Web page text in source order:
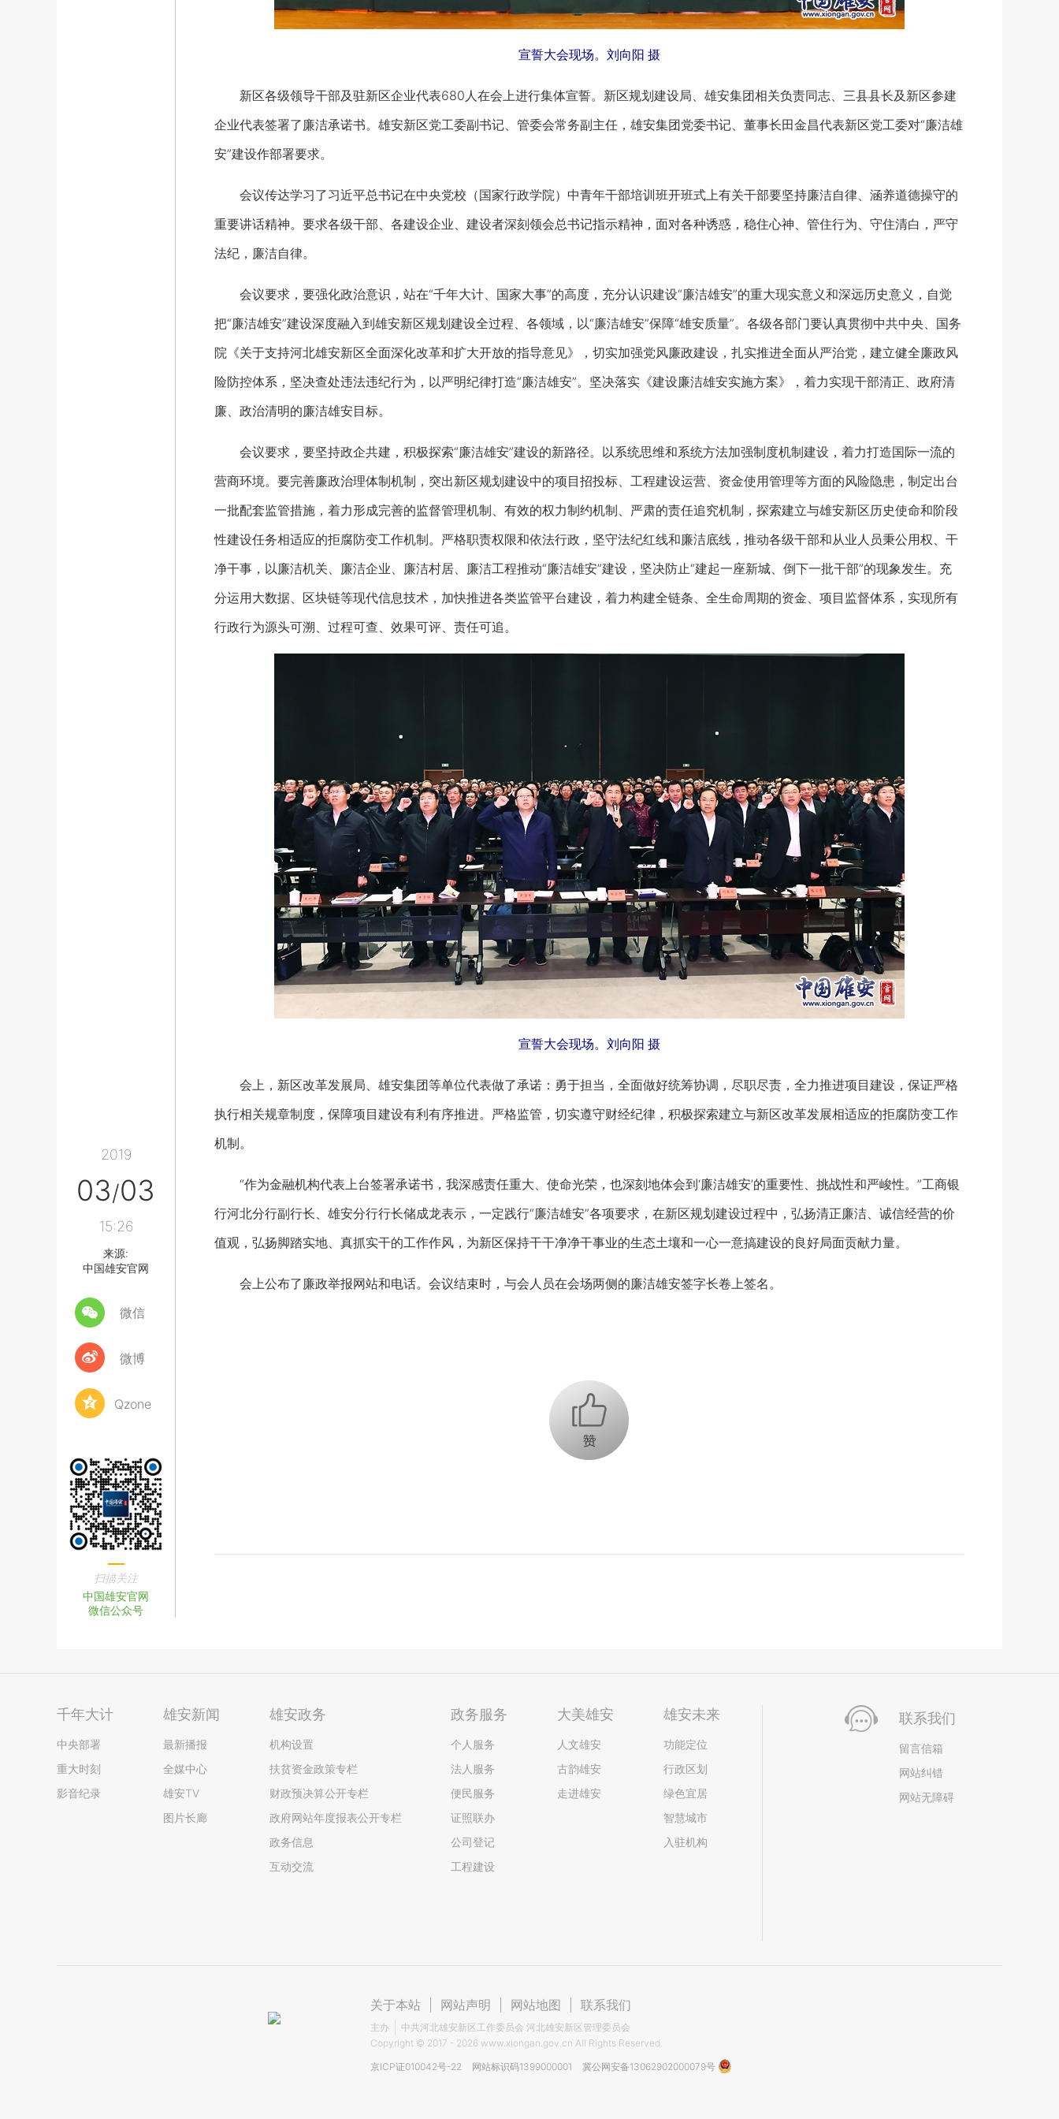
2019
03/03
15:26
来源:
中国雄安官网
微信
微博
Qzone
扫描关注
中国雄安官网
微信公众号
宣誓大会现场。刘向阳 摄
新区各级领导干部及驻新区企业代表680人在会上进行集体宣誓。新区规划建设局、雄安集团相关负责同志、三县县长及新区参建
企业代表签署了廉洁承诺书。雄安新区党工委副书记、管委会常务副主任，雄安集团党委书记、董事长田金昌代表新区党工委对“廉洁雄
安”建设作部署要求。
会议传达学习了习近平总书记在中央党校（国家行政学院）中青年干部培训班开班式上有关干部要坚持廉洁自律、涵养道德操守的
重要讲话精神。要求各级干部、各建设企业、建设者深刻领会总书记指示精神，面对各种诱惑，稳住心神、管住行为、守住清白，严守
法纪，廉洁自律。
会议要求，要强化政治意识，站在“千年大计、国家大事”的高度，充分认识建设“廉洁雄安”的重大现实意义和深远历史意义，自觉
把“廉洁雄安”建设深度融入到雄安新区规划建设全过程、各领域，以“廉洁雄安”保障“雄安质量”。各级各部门要认真贯彻中共中央、国务
院《关于支持河北雄安新区全面深化改革和扩大开放的指导意见》，切实加强党风廉政建设，扎实推进全面从严治党，建立健全廉政风
险防控体系，坚决查处违法违纪行为，以严明纪律打造“廉洁雄安”。坚决落实《建设廉洁雄安实施方案》，着力实现干部清正、政府清
廉、政治清明的廉洁雄安目标。
会议要求，要坚持政企共建，积极探索“廉洁雄安”建设的新路径。以系统思维和系统方法加强制度机制建设，着力打造国际一流的
营商环境。要完善廉政治理体制机制，突出新区规划建设中的项目招投标、工程建设运营、资金使用管理等方面的风险隐患，制定出台
一批配套监管措施，着力形成完善的监督管理机制、有效的权力制约机制、严肃的责任追究机制，探索建立与雄安新区历史使命和阶段
性建设任务相适应的拒腐防变工作机制。严格职责权限和依法行政，坚守法纪红线和廉洁底线，推动各级干部和从业人员秉公用权、干
净干事，以廉洁机关、廉洁企业、廉洁村居、廉洁工程推动“廉洁雄安”建设，坚决防止“建起一座新城、倒下一批干部”的现象发生。充
分运用大数据、区块链等现代信息技术，加快推进各类监管平台建设，着力构建全链条、全生命周期的资金、项目监督体系，实现所有
行政行为源头可溯、过程可查、效果可评、责任可追。
宣誓大会现场。刘向阳 摄
会上，新区改革发展局、雄安集团等单位代表做了承诺：勇于担当，全面做好统筹协调，尽职尽责，全力推进项目建设，保证严格
执行相关规章制度，保障项目建设有利有序推进。严格监管，切实遵守财经纪律，积极探索建立与新区改革发展相适应的拒腐防变工作
机制。
“作为金融机构代表上台签署承诺书，我深感责任重大、使命光荣，也深刻地体会到‘廉洁雄安’的重要性、挑战性和严峻性。”工商银
行河北分行副行长、雄安分行行长储成龙表示，一定践行“廉洁雄安”各项要求，在新区规划建设过程中，弘扬清正廉洁、诚信经营的价
值观，弘扬脚踏实地、真抓实干的工作作风，为新区保持干干净净干事业的生态土壤和一心一意搞建设的良好局面贡献力量。
会上公布了廉政举报网站和电话。会议结束时，与会人员在会场两侧的廉洁雄安签字长卷上签名。
+1
千年大计
中央部署
重大时刻
影音纪录
雄安新闻
最新播报
全媒中心
雄安TV
图片长廊
雄安政务
机构设置
扶贫资金政策专栏
财政预决算公开专栏
政府网站年度报表公开专栏
政务信息
互动交流
政务服务
个人服务
法人服务
便民服务
证照联办
公司登记
工程建设
大美雄安
人文雄安
古韵雄安
走进雄安
雄安未来
功能定位
行政区划
绿色宜居
智慧城市
入驻机构
联系我们
留言信箱
网站纠错
网站无障碍
关于本站 网站声明 网站地图 联系我们
主办
中共河北雄安新区工作委员会 河北雄安新区管理委员会
Copyright © 2017 - 2026 www.xiongan.gov.cn All Rights Reserved.
京ICP证010042号-22
网站标识码1399000001 冀公网安备13062902000079号